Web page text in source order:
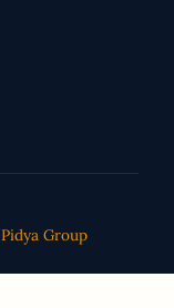
Pidya Group